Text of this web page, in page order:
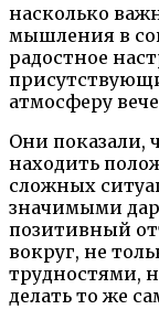
насколько
мышления в
радостное
атмосферу
Они показали,
находить
сложных
значимыми
позитивный
вокруг, не
трудностями,
делать то же